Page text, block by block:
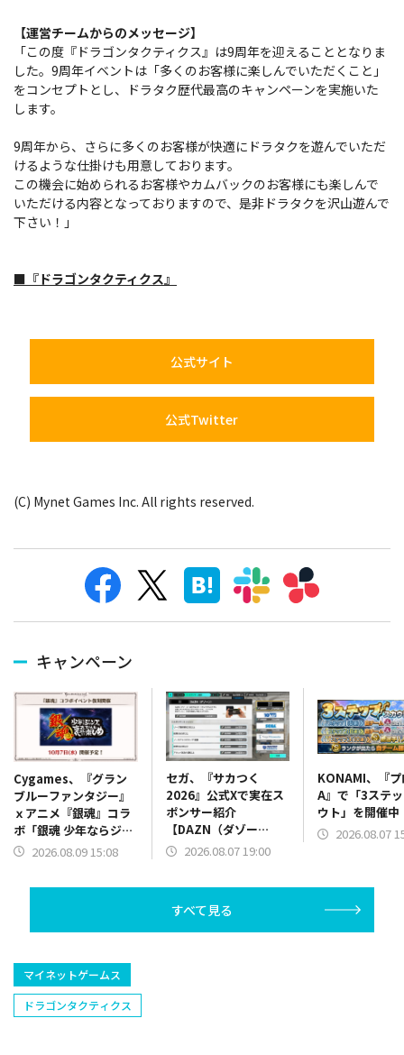
【運営チームからのメッセージ】
「この度『ドラゴンタクティクス』は9周年を迎えることとなりま
した。9周年イベントは「多くのお客様に楽しんでいただくこと」
をコンセプトとし、ドラタク歴代最高のキャンペーンを実施いた
します。
9周年から、さらに多くのお客様が快適にドラタクを遊んでいただ
けるような仕掛けも用意しております。
この機会に始められるお客様やカムバックのお客様にも楽しんで
いただける内容となっておりますので、是非ドラタクを沢山遊んで
下さい！」
■『ドラゴンタクティクス』
公式サイト
公式Twitter
(C) Mynet Games Inc. All rights reserved.
キャンペーン
Cygames、『グラン
ブルーファンタジー』
ｘアニメ『銀魂』コラ
ボ「銀魂 少年ならジャ
ンプの裏表紙までちゃ
2026.08.09 15:08
セガ、『サカつく
2026』公式Xで実在ス
ポンサー紹介
【DAZN（ダゾー
ン）】篇をポスト
2026.08.07 19:00
KONAMI、『
A』で「3ステ
ウト」を開催中
2026.08.07
すべて見る
マイネットゲームス
ドラゴンタクティクス